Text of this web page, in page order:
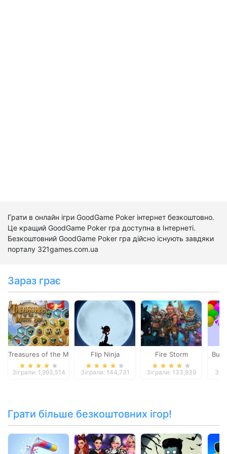
Грати в онлайн ігри GoodGame Poker інтернет безкоштовно.
Це кращий GoodGame Poker гра доступна в Інтернеті.
Безкоштовний GoodGame Poker гра дійсно існують завдяки
порталу 321games.com.ua
Зараз грає
Treasures of the Mystic Sea
Зіграли: 1,993,514
Flip Ninja
Зіграли: 144,731
Fire Storm
Зіграли: 133,939
Грати більше безкоштовних ігор!